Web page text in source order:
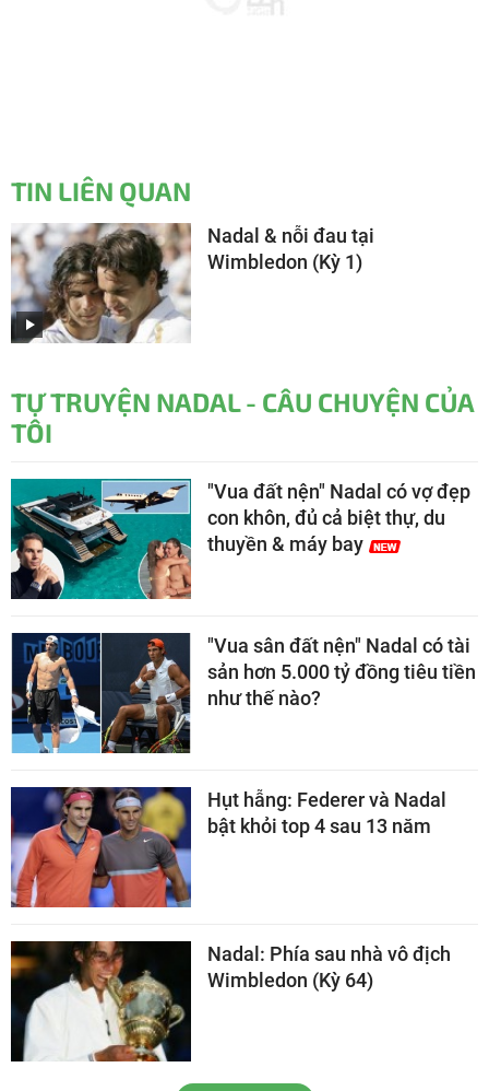
TIN LIÊN QUAN
Nadal & nỗi đau tại
Wimbledon (Kỳ 1)
TỰ TRUYỆN NADAL - CÂU CHUYỆN CỦA
TÔI
"Vua đất nện" Nadal có vợ đẹp
con khôn, đủ cả biệt thự, du
thuyền & máy bay
"Vua sân đất nện" Nadal có tài
sản hơn 5.000 tỷ đồng tiêu tiền
như thế nào?
Hụt hẫng: Federer và Nadal
bật khỏi top 4 sau 13 năm
Nadal: Phía sau nhà vô địch
Wimbledon (Kỳ 64)